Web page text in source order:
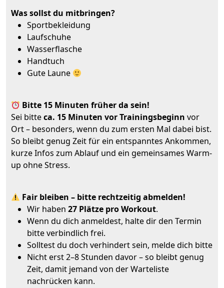
Was sollst du mitbringen?
Sportbekleidung
Laufschuhe
Wasserflasche
Handtuch
Gute Laune
Bitte 15 Minuten früher da sein!
Sei bitteca. 15 Minuten vor Trainingsbeginn vor
Ort – besonders, wenn du zum ersten Mal dabei bist.
So bleibt genug Zeit für ein entspanntes Ankommen,
kurze Infos zum Ablauf und ein gemeinsames Warm-
up ohne Stress.
Fair bleiben – bitte rechtzeitig abmelden!
Wir haben 27 Plätze pro Workout.
Wenn du dich anmeldest, halte dir den Termin
bitte verbindlich frei.
Solltest du doch verhindert sein, melde dich bitte
Nicht erst 2–8 Stunden davor – so bleibt genug
Zeit, damit jemand von der Warteliste
nachrücken kann.